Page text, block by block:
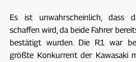
Es ist unwahrscheinlich, dass
schaffen wird, da beide Fahrer
bestätigt wurden. Die R1 war
größte Konkurrent der Kawasaki